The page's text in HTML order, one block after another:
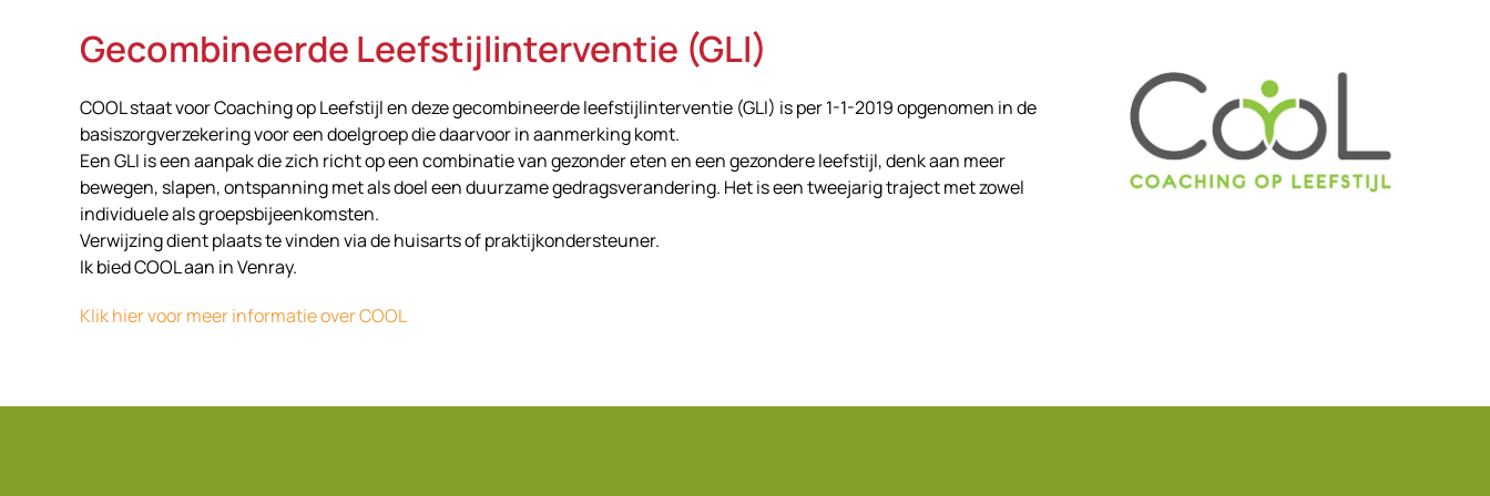
Gecombineerde Leefstijlinterventie (GLI)
COOL staat voor Coaching op Leefstijl en deze gecombineerde leefstijlinterventie (GLI) is per 1-1-2019 opgenomen in de
basiszorgverzekering voor een doelgroep die daarvoor in aanmerking komt.
Een GLI is een aanpak die zich richt op een combinatie van gezonder eten en een gezondere leefstijl, denk aan meer
bewegen, slapen, ontspanning met als doel een duurzame gedragsverandering. Het is een tweejarig traject met zowel
individuele als groepsbijeenkomsten.
Verwijzing dient plaats te vinden via de huisarts of praktijkondersteuner.
Ik bied COOL aan in Venray.
Klik hier voor meer informatie over COOL